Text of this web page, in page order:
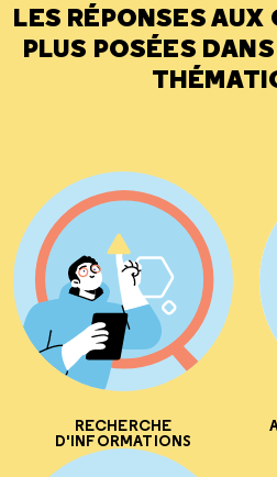
LES RÉPONSES
PLUS POSÉES
RECHERCHE
D'INFORMATIONS